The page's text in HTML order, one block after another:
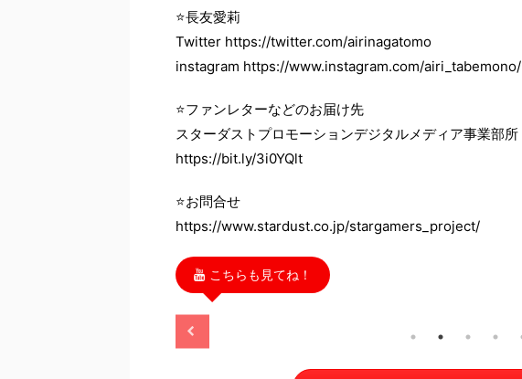
⭐長友愛莉
Twitter https://twitter.com/airinagatomo
instagram https://www.instagram.com/airi_tabemono/
⭐ファンレターなどのお届け先
スターダストプロモーションデジタルメディア事業部所
https://bit.ly/3i0YQlt
⭐お問合せ
https://www.stardust.co.jp/stargamers_project/
こちらも見てね！
2025/11/13